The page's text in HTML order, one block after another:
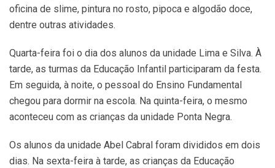
oficina de slime, pintura no rosto, pipoca e algodão doce,
dentre outras atividades.
Quarta-feira foi o dia dos alunos da unidade Lima e Silva. À
tarde, as turmas da Educação Infantil participaram da festa.
Em seguida, à noite, o pessoal do Ensino Fundamental
chegou para dormir na escola. Na quinta-feira, o mesmo
aconteceu com as crianças da unidade Ponta Negra.
Os alunos da unidade Abel Cabral foram divididos em dois
dias. Na sexta-feira à tarde, as crianças da Educação